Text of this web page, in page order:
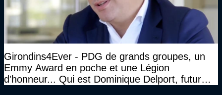
Girondins4Ever - PDG de grands groupes, un
Emmy Award en poche et une Légion
d'honneur... Qui est Dominique Delport, futur